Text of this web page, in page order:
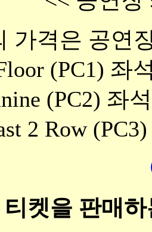
가격은 공연
(PC1) 좌
(PC2) 좌
2 Row
켓을 판매